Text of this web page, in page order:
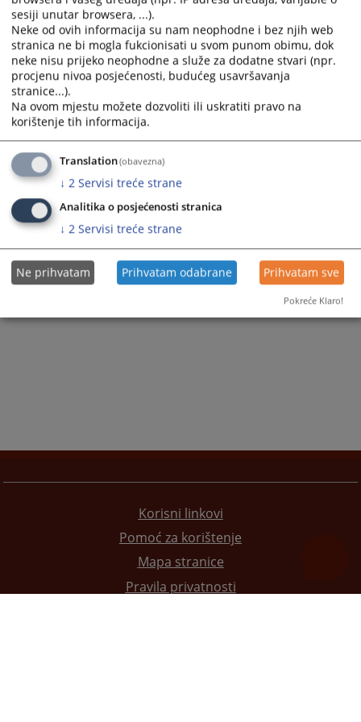
Pravna pomoć
Korisni linkovi
Pomoć za korištenje
Mapa stranice
Pravila privatnosti
sesiji unutar browsera, ...).
Neke od ovih informacija su nam neophodne i bez njih web
stranica ne bi mogla fukcionisati u svom punom obimu, dok
neke nisu prijeko neophodne a služe za dodatne stvari (npr.
procjenu nivoa posjećenosti, budućeg usavršavanja
stranice...).
Na ovom mjestu možete dozvoliti ili uskratiti pravo na
korištenje tih informacija.
Translation(obavezna)
↓ 2 Servisi treće strane
Analitika o posjećenosti stranica
↓ 2 Servisi treće strane
Ne prihvatam Prihvatam odabrane Prihvatam sve
Pokreće Klaro!